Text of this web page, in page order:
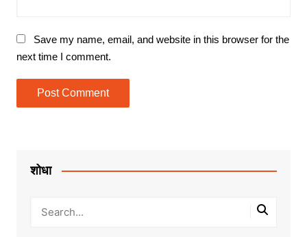
Save my name, email, and website in this browser for the
next time I comment.
शोधा